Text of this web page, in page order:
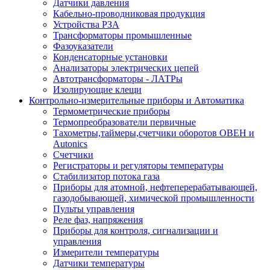
Датчики давления
Кабельно-проводниковая продукция
Устройства РЗА
Трансформаторы промышленные
Фазоуказатели
Конденсаторные установки
Анализаторы электрических цепей
Автотрансформаторы - ЛАТРы
Изолирующие клещи
Контрольно-измерительные приборы и Автоматика
Термометрические приборы
Термопреобразователи первичные
Тахометры,таймеры,счетчики оборотов ОВЕН и
Autonics
Счетчики
Регистраторы и регуляторы температуры
Стабилизатор потока газа
Приборы для атомной, нефтеперерабатывающей,
газодобывающей, химической промышленности
Пульты управления
Реле фаз, напряжения
Приборы для контроля, сигнализации и
управления
Измерители температуры
Датчики температуры